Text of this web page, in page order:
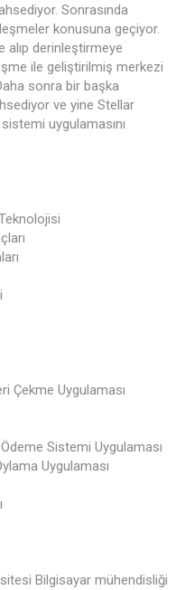
Sonrasında
konusuna geçiyor.
alıp derinleştirmeye
ile geliştirilmiş merkezi
sonra bir başka
ve yine Stellar
uygulamasını
Çekme Uygulaması
Sistemi Uygulaması
Uygulaması
Bilgisayar mühendisliği